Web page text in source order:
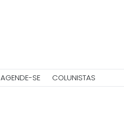
AGENDE-SE COLUNISTAS